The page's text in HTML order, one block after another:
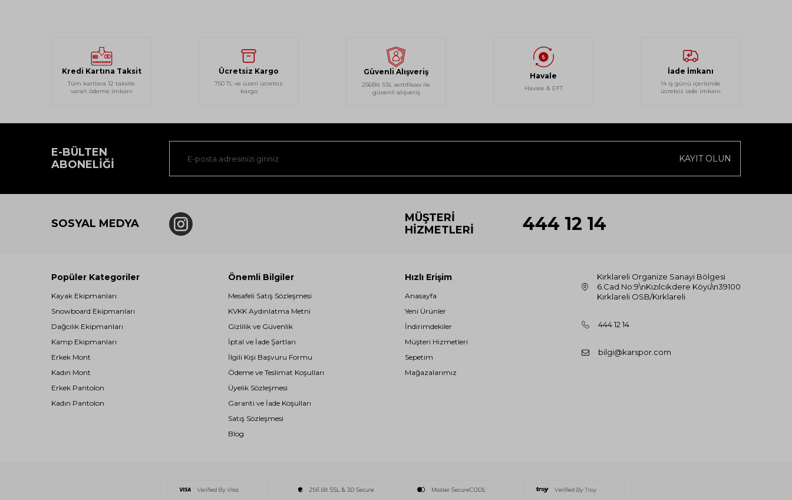
Kredi Kartına Taksit
Tüm kartlara 12 taksite
varan ödeme imkanı
Ücretsiz Kargo
750 TL ve üzeri ücretsiz
kargo
Güvenli Alışveriş
256Bit SSL sertifikası ile
güvenli alışveriş
Havale
Havale & EFT
İade İmkanı
14 iş günü içerisinde
ücretsiz iade imkanı
E-BÜLTEN
ABONELIĞI
KAYIT OLUN
SOSYAL MEDYA
MÜŞTERI
HIZMETLERI
444 12 14
Popüler Kategoriler
Kayak Ekipmanları
Snowboard Ekipmanları
Dağcılık Ekipmanları
Kamp Ekipmanları
Erkek Mont
Kadın Mont
Erkek Pantolon
Kadın Pantolon
Önemli Bilgiler
Mesafeli Satış Sözleşmesi
KVKK Aydınlatma Metni
Gizlilik ve Güvenlik
İptal ve İade Şartları
İlgili Kişi Başvuru Formu
Ödeme ve Teslimat Koşulları
Üyelik Sözleşmesi
Garanti ve İade Koşulları
Satış Sözleşmesi
Blog
Hızlı Erişim
Anasayfa
Yeni Ürünler
İndirimdekiler
Müşteri Hizmetleri
Sepetim
Mağazalarımız
Kırklareli Organize Sanayi Bölgesi
6.Cad No:9\nKızılcıkdere Köyü\n39100
Kırklareli OSB/Kırklareli
444 12 14
bilgi@karspor.com